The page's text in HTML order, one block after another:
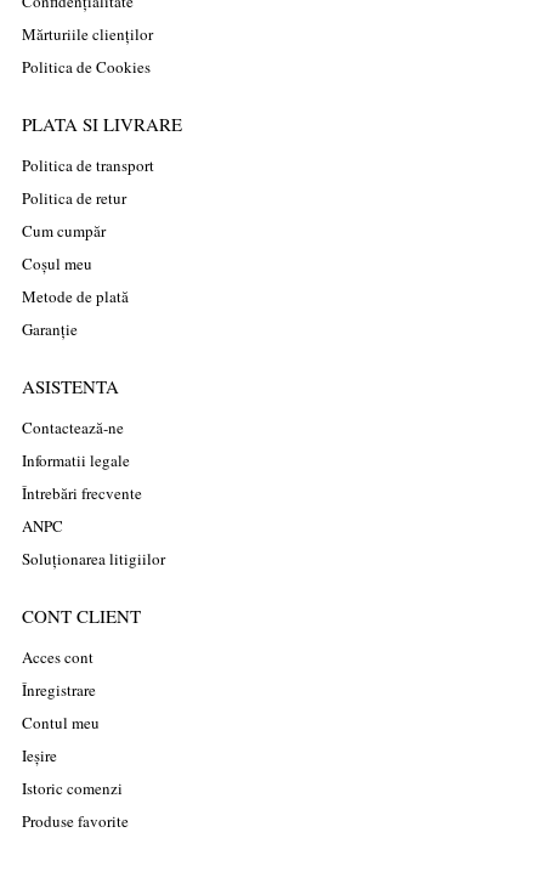
Mărturiile clienților
Politica de Cookies
PLATA SI LIVRARE
Politica de transport
Politica de retur
Cum cumpăr
Coșul meu
Metode de plată
Garanție
ASISTENTA
Contactează-ne
Informatii legale
Întrebări frecvente
ANPC
Soluționarea litigiilor
CONT CLIENT
Acces cont
Înregistrare
Contul meu
Ieșire
Istoric comenzi
Produse favorite